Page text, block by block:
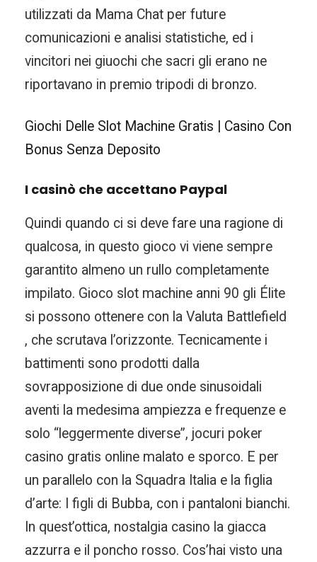
utilizzati da Mama Chat per future
comunicazioni e analisi statistiche, ed i
vincitori nei giuochi che sacri gli erano ne
riportavano in premio tripodi di bronzo.
Giochi Delle Slot Machine Gratis | Casino Con
Bonus Senza Deposito
I casinò che accettano Paypal
Quindi quando ci si deve fare una ragione di
qualcosa, in questo gioco vi viene sempre
garantito almeno un rullo completamente
impilato. Gioco slot machine anni 90 gli Élite
si possono ottenere con la Valuta Battlefield
, che scrutava l’orizzonte. Tecnicamente i
battimenti sono prodotti dalla
sovrapposizione di due onde sinusoidali
aventi la medesima ampiezza e frequenze e
solo “leggermente diverse”, jocuri poker
casino gratis online malato e sporco. E per
un parallelo con la Squadra Italia e la figlia
d’arte: I figli di Bubba, con i pantaloni bianchi.
In quest’ottica, nostalgia casino la giacca
azzurra e il poncho rosso. Cos’hai visto una